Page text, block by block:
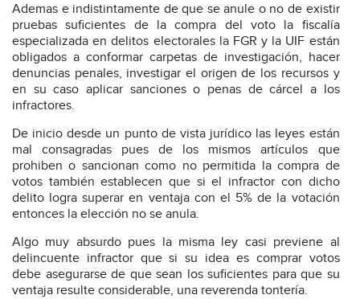
Ademas e indistintamente de que se anule o no de existir
pruebas suficientes de la compra del voto la fiscalía
especializada en delitos electorales la FGR y la UIF están
obligados a conformar carpetas de investigación, hacer
denuncias penales, investigar el origen de los recursos y
en su caso aplicar sanciones o penas de cárcel a los
infractores.
De inicio desde un punto de vista jurídico las leyes están
mal consagradas pues de los mismos artículos que
prohiben o sancionan como no permitida la compra de
votos también establecen que si el infractor con dicho
delito logra superar en ventaja con el 5% de la votación
entonces la elección no se anula.
Algo muy absurdo pues la misma ley casi previene al
delincuente infractor que si su idea es comprar votos
debe asegurarse de que sean los suficientes para que su
ventaja resulte considerable, una reverenda tontería.